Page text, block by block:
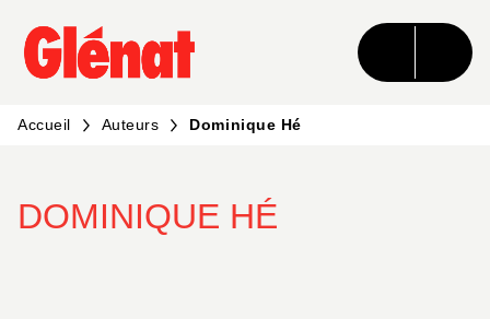
MENU RECHERCHE CONTENU
PIED DE PAGE
Accueil Auteurs Dominique Hé
DOMINIQUE HÉ